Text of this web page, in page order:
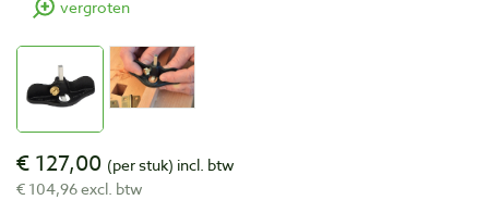
vergroten
€ 127,00 (per stuk) incl. btw
€ 104,96 excl. btw